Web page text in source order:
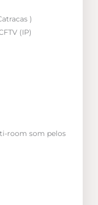
)
(IP)
room som pelos